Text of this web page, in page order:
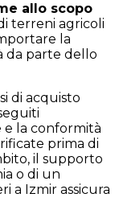
allo scopo
terreni agricoli
la
da parte dello
di acquisto
la conformità
prima di
il supporto
o di un
a Izmir assicura